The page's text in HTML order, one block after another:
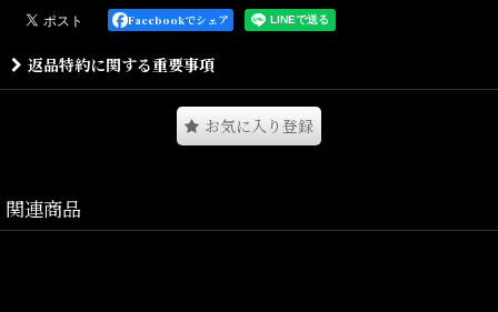
1918年に創業した100年以上の歴史を持つアメリカの老舗ヘッドウェ
アブランド。
メジャーリーグをはじめとするアメリカのプロスポーツのオフィシ
ャルライセンスアイテムをリリースしています。
アメリカの歴史や文化を好む方からは良く知られているブランドで
Facebookでシェア
返品特約に関する重要事項
お気に入り登録
関連商品